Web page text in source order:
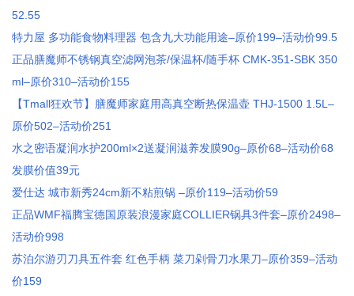
52.55
特力屋 多功能食物料理器 包含九大功能用途–原价199–活动价99.5
正品膳魔师不锈钢真空滤网泡茶/保温杯/随手杯 CMK-351-SBK 350
ml–原价310–活动价155
【Tmall狂欢节】膳魔师家庭用高真空断热保温壶 THJ-1500 1.5L–
原价502–活动价251
水之密语凝润水护200ml×2送凝润滋养发膜90g–原价68–活动价68
发膜价值39元
爱仕达 城市新秀24cm新不粘煎锅 –原价119–活动价59
正品WMF福腾宝德国原装浪漫家庭COLLIER锅具3件套–原价2498–
活动价998
苏泊尔游刃刀具五件套 红色手柄 菜刀剁骨刀水果刀–原价359–活动
价159